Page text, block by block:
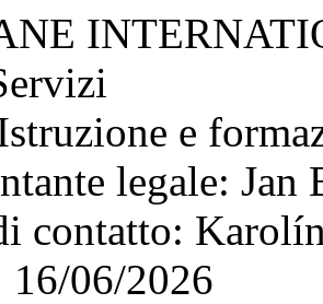
e
legale: Jan
contatto:
16/06/2026